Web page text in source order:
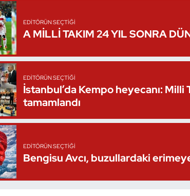
EDITÖRÜN SEÇTIĞI
A MİLLİ TAKIM 24 YIL SONRA
EDITÖRÜN SEÇTIĞI
İstanbul’da Kempo heyecanı: Milli
tamamlandı
EDITÖRÜN SEÇTIĞI
Bengisu Avcı, buzullardaki